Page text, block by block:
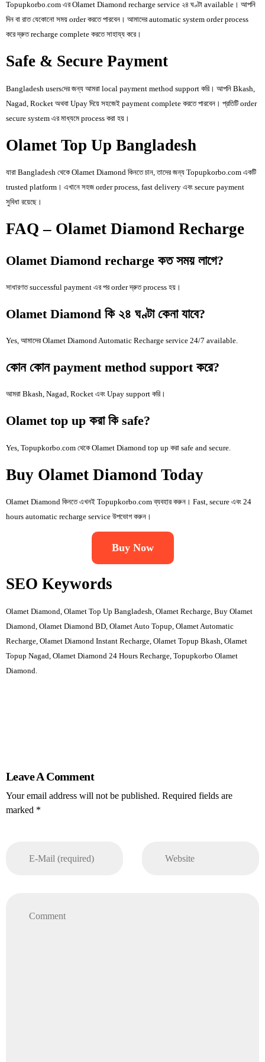
Topupkorbo.com এর Olamet Diamond recharge service ২৪ ঘণ্টা available। আপনি
দিন বা রাত যেকোনো সময় order করতে পারবেন। আমাদের automatic system order process
করে দ্রুত recharge complete করতে সাহায্য করে।
Safe & Secure Payment
Bangladesh usersদের জন্য আমরা local payment method support করি। আপনি Bkash,
Nagad, Rocket অথবা Upay দিয়ে সহজেই payment complete করতে পারবেন। প্রতিটি order
secure system এর মাধ্যমে process করা হয়।
Olamet Top Up Bangladesh
যারা Bangladesh থেকে Olamet Diamond কিনতে চান, তাদের জন্য Topupkorbo.com একটি
trusted platform। এখানে সহজ order process, fast delivery এবং secure payment
সুবিধা রয়েছে।
FAQ – Olamet Diamond Recharge
Olamet Diamond recharge কত সময় লাগে?
সাধারণত successful payment এর পর order দ্রুত process হয়।
Olamet Diamond কি ২৪ ঘণ্টা কেনা যাবে?
Yes, আমাদের Olamet Diamond Automatic Recharge service 24/7 available.
কোন কোন payment method support করে?
আমরা Bkash, Nagad, Rocket এবং Upay support করি।
Olamet top up করা কি safe?
Yes, Topupkorbo.com থেকে Olamet Diamond top up করা safe and secure.
Buy Olamet Diamond Today
Olamet Diamond কিনতে এখনই Topupkorbo.com ব্যবহার করুন। Fast, secure এবং 24
hours automatic recharge service উপভোগ করুন।
Buy Now
SEO Keywords
Olamet Diamond, Olamet Top Up Bangladesh, Olamet Recharge, Buy Olamet
Diamond, Olamet Diamond BD, Olamet Auto Topup, Olamet Automatic
Recharge, Olamet Diamond Instant Recharge, Olamet Topup Bkash, Olamet
Topup Nagad, Olamet Diamond 24 Hours Recharge, Topupkorbo Olamet
Diamond.
Leave A Comment
Your email address will not be published. Required fields are
marked *